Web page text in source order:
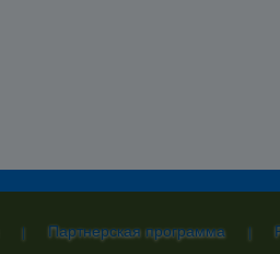
| Партнерская программа |